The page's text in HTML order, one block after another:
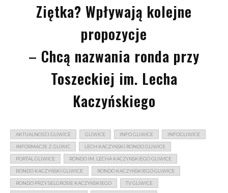
Ziętka? Wpływają kolejne
propozycje
– Chcą nazwania ronda przy
Toszeckiej im. Lecha
Kaczyńskiego
AKTUALNOŚCI GLIWICE GLIWICE INFO GLIWICE INFOGLIWICE
INFORMACJE Z GLIWIC LECH KACZYŃSKI RONDO GLIWICE
PORTAL GLIWICE RONDO IM. LECHA KACZYŃSKIEGO GLIWICE
RONDO KACZYŃSKI GLIWICE RONDO KACZYŃSKIEGO GLIWICE
RONDO PRZY SELGROSIE KACZYŃSKIEGO TV GLIWICE